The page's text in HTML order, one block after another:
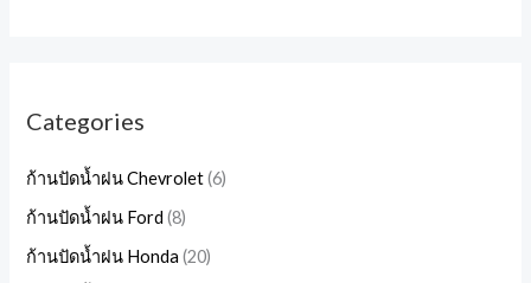
Categories
ก้านปัดน้ำฝน Chevrolet 6
ก้านปัดน้ำฝน Ford 8
ก้านปัดน้ำฝน Honda 20